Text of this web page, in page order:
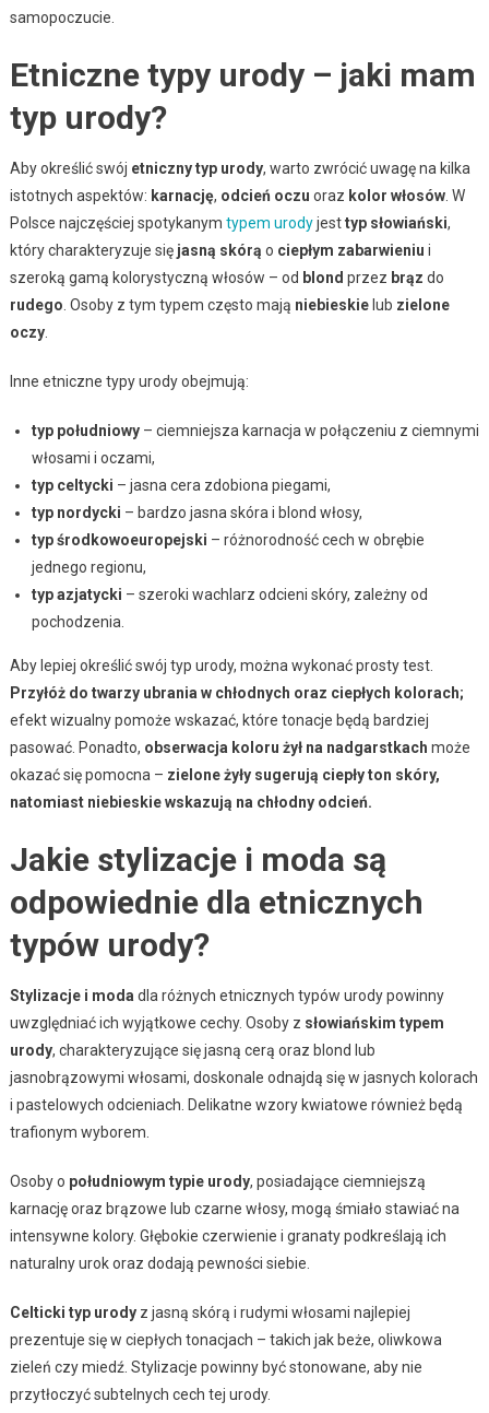
samopoczucie.
Etniczne typy urody – jaki mam
typ urody?
Aby określić swój etniczny typ urody, warto zwrócić uwagę na kilka
istotnych aspektów: karnację, odcień oczu oraz kolor włosów. W
Polsce najczęściej spotykanym typem urodyjesttyp słowiański,
który charakteryzuje się jasną skórą o ciepłym zabarwieniu i
szeroką gamą kolorystyczną włosów – od blond przez brąz do
rudego . Osoby z tym typem często mają niebieskielub zielone
oczy.
Inne etniczne typy urody obejmują:
typ południowy– ciemniejsza karnacja w połączeniu z ciemnymi
włosami i oczami,
typ celtycki – jasna cera zdobiona piegami,
typ nordycki – bardzo jasna skóra i blond włosy,
typ środkowoeuropejski – różnorodność cech w obrębie
jednego regionu,
typ azjatycki – szeroki wachlarz odcieni skóry, zależny od
pochodzenia.
Aby lepiej określić swój typ urody, można wykonać prosty test.
Przyłóż do twarzy ubrania w chłodnych oraz ciepłych kolorach;
efekt wizualny pomoże wskazać, które tonacje będą bardziej
pasować. Ponadto, obserwacja koloru żył na nadgarstkach może
okazać się pomocna – zielone żyły sugerują ciepły ton skóry,
natomiast niebieskie wskazują na chłodny odcień.
Jakie stylizacje i moda są
odpowiednie dla etnicznych
typów urody?
Stylizacje i moda dla różnych etnicznych typów urody powinny
uwzględniać ich wyjątkowe cechy. Osoby z słowiańskim typem
urody, charakteryzujące się jasną cerą oraz blond lub
jasnobrązowymi włosami, doskonale odnajdą się w jasnych kolorach
i pastelowych odcieniach. Delikatne wzory kwiatowe również będą
trafionym wyborem.
Osoby o południowym typie urody, posiadające ciemniejszą
karnację oraz brązowe lub czarne włosy, mogą śmiało stawiać na
intensywne kolory. Głębokie czerwienie i granaty podkreślają ich
naturalny urok oraz dodają pewności siebie.
Celticki typ urodyz jasną skórą i rudymi włosami najlepiej
prezentuje się w ciepłych tonacjach – takich jak beże, oliwkowa
zieleń czy miedź. Stylizacje powinny być stonowane, aby nie
przytłoczyć subtelnych cech tej urody.